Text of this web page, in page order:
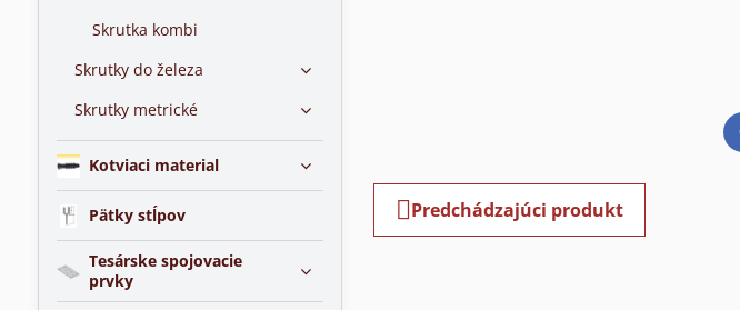
Predchádzajúci produkt
Skrutka kombi
Skrutky do železa
Skrutky metrické
Kotviaci material
Pätky stĺpov
Tesárske spojovacie
prvky